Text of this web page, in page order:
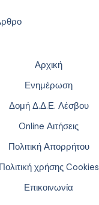
Αρχική
Ενημέρωση
Δομή Δ.Δ.Ε. Λέσβου
Online Αιτήσεις
Πολιτική Απορρήτου
Πολιτική χρήσης Cookies
Επικοινωνία